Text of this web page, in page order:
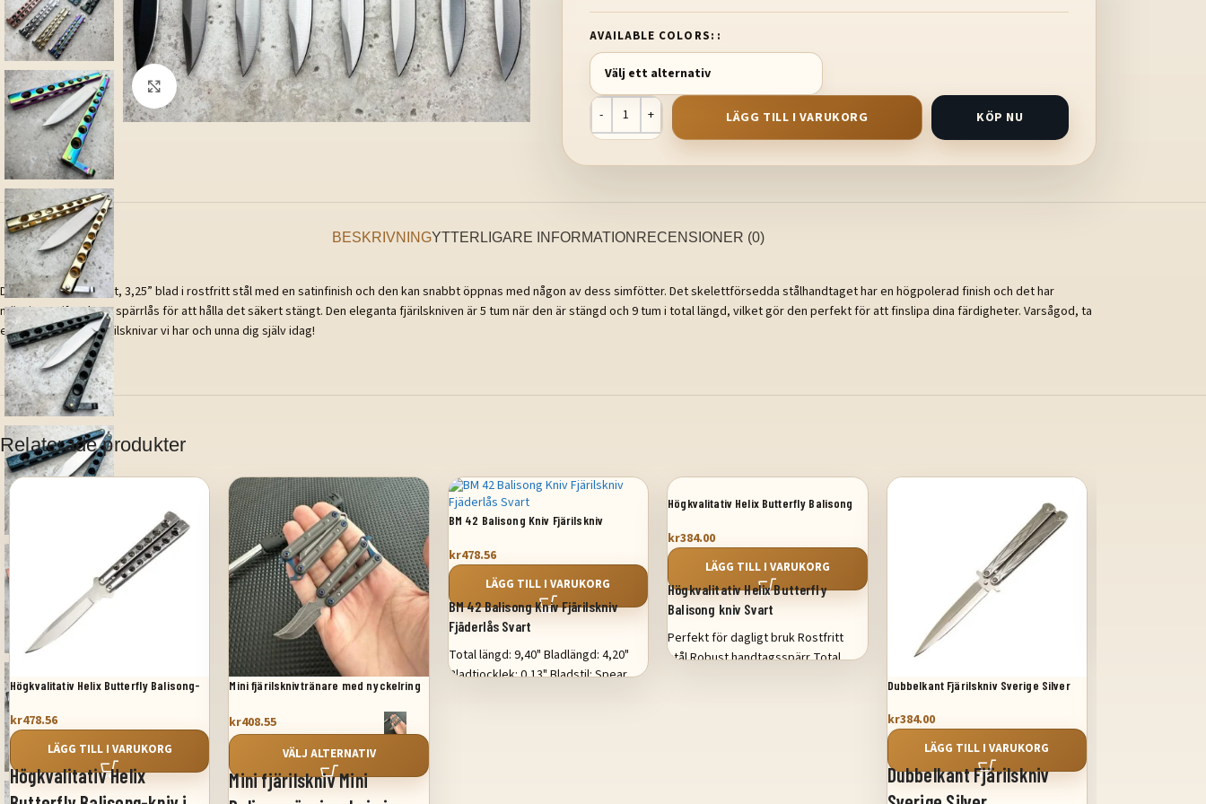
Klicka för att förstora
AVAILABLE COLORS:
LÄGG TILL I VARUKORG KÖP NU
BESKRIVNINGYTTERLIGARE INFORMATION RECENSIONER (0)
Den har ett knivskarpt, 3,25” blad i rostfritt stål med en satinfinish och den kan snabbt öppnas med någon av dess simfötter. Det skelettförsedda stålhandtaget har en högpolerad finish och det har
mässingsstift och ett spärrlås för att hålla det säkert stängt. Den eleganta fjärilskniven är 5 tum när den är stängd och 9 tum i total längd, vilket gör den perfekt för att finslipa dina färdigheter. Varsågod, ta
en titt på de olika fjärilsknivar vi har och unna dig själv idag!
Relaterade produkter
Högkvalitativ Helix Butterfly Balisong-
kr478.56
LÄGG TILL I VARUKORG
Högkvalitativ Helix
Mini fjärilsknivtränare med nyckelring
kr408.55
VÄLJ ALTERNATIV
Mini fjärilskniv Mini
BM 42 Balisong Kniv Fjärilskniv
kr478.56
LÄGG TILL I VARUKORG
BM 42 Balisong Kniv Fjärilskniv
Fjäderlås Svart
Total längd: 9,40" Bladlängd: 4,20"
Bladtjocklek: 0,13" Bladstil: Spear
Högkvalitativ Helix Butterfly Balisong
kr384.00
LÄGG TILL I VARUKORG
Högkvalitativ Helix Butterfly
Balisong kniv Svart
Perfekt för dagligt bruk Rostfritt
stål Robust handtagsspärr Total
Dubbelkant Fjärilskniv Sverige Silver
kr384.00
LÄGG TILL I VARUKORG
Dubbelkant Fjärilskniv